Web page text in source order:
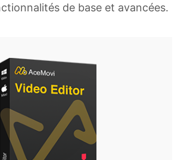
de base et avancées.